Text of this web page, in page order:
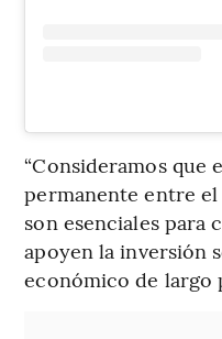
“Consideramos que
permanente entre
son esenciales para
apoyen la inversión
económico de largo